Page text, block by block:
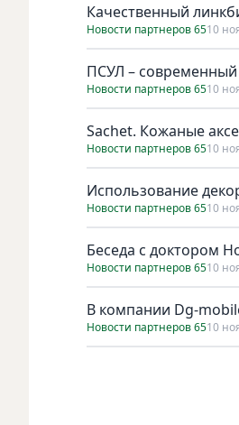
Качественный
Новости партнеров 6510
ПСУЛ – современный
Новости партнеров 6510
Sachet. Кожаные
Новости партнеров 6510
Использование
Новости партнеров 6510
Беседа с доктором
Новости партнеров 6510
В компании Dg-
Новости партнеров 6510